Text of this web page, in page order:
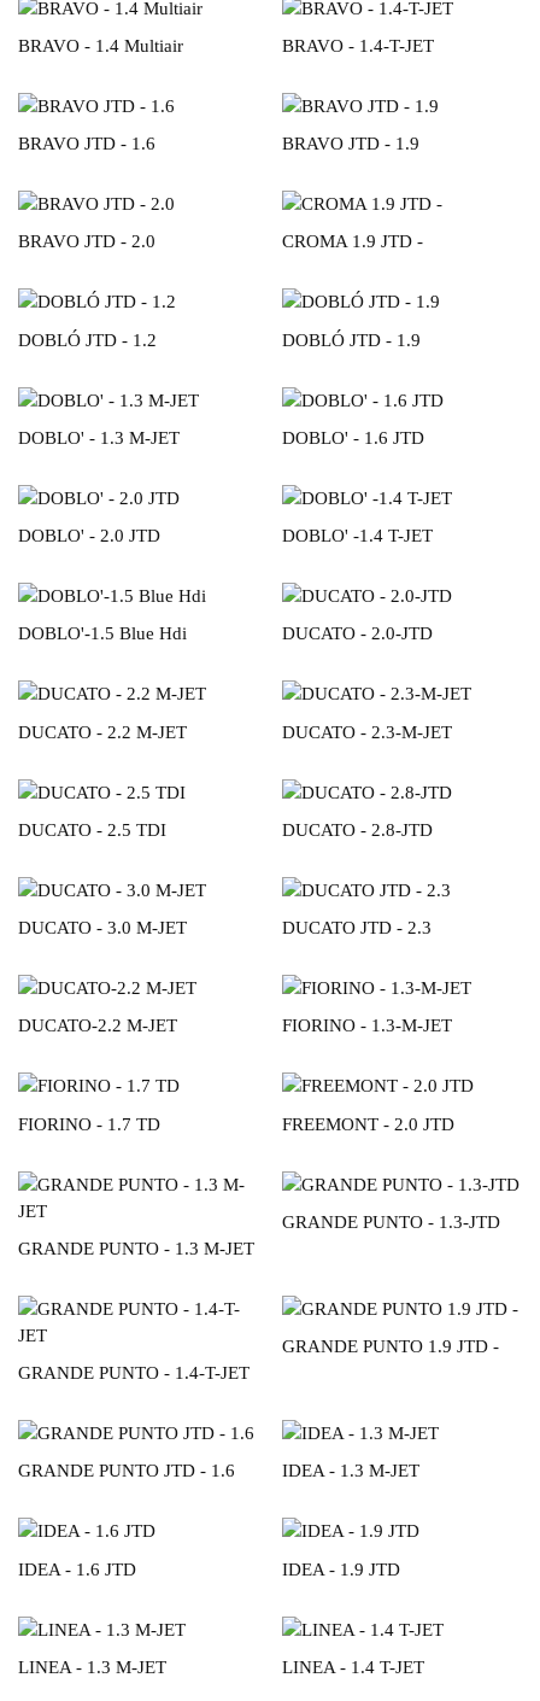
BRAVO - 1.4 Multiair BRAVO - 1.4-T-JET
BRAVO JTD - 1.6 BRAVO JTD - 1.9
BRAVO JTD - 2.0 CROMA 1.9 JTD -
DOBLÓ JTD - 1.2 DOBLÓ JTD - 1.9
DOBLO' - 1.3 M-JET DOBLO' - 1.6 JTD
DOBLO' - 2.0 JTD DOBLO' -1.4 T-JET
DOBLO'-1.5 Blue Hdi DUCATO - 2.0-JTD
DUCATO - 2.2 M-JET DUCATO - 2.3-M-JET
DUCATO - 2.5 TDI DUCATO - 2.8-JTD
DUCATO - 3.0 M-JET DUCATO JTD - 2.3
DUCATO-2.2 M-JET FIORINO - 1.3-M-JET
FIORINO - 1.7 TD FREEMONT - 2.0 JTD
GRANDE PUNTO - 1.3 M-JET
GRANDE PUNTO - 1.3-JTD
GRANDE PUNTO - 1.4-T-JET
GRANDE PUNTO 1.9 JTD -
GRANDE PUNTO JTD - 1.6 IDEA - 1.3 M-JET
IDEA - 1.6 JTD IDEA - 1.9 JTD
LINEA - 1.3 M-JET LINEA - 1.4 T-JET